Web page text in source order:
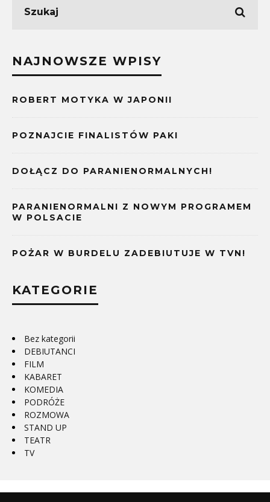
NAJNOWSZE WPISY
ROBERT MOTYKA W JAPONII
POZNAJCIE FINALISTÓW PAKI
DOŁĄCZ DO PARANIENORMALNYCH!
PARANIENORMALNI Z NOWYM PROGRAMEM
W POLSACIE
POŻAR W BURDELU ZADEBIUTUJE W TVN!
KATEGORIE
Bez kategorii
DEBIUTANCI
FILM
KABARET
KOMEDIA
PODRÓŻE
ROZMOWA
STAND UP
TEATR
TV